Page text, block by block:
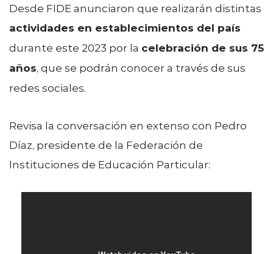
Desde FIDE anunciaron que realizarán distintas
actividades en establecimientos del país
durante este 2023 por la celebración de sus 75
años, que se podrán conocer a través de sus
redes sociales.
Revisa la conversación en extenso con Pedro
Díaz, presidente de la Federación de
Instituciones de Educación Particular: